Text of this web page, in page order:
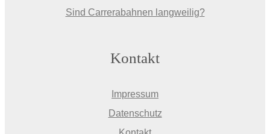
Sind Carrerabahnen langweilig?
Kontakt
Impressum
Datenschutz